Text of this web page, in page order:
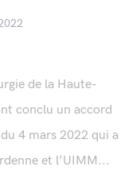
de la Haute-
conclu un accord
4 mars 2022 qui a
et l’UIMM...